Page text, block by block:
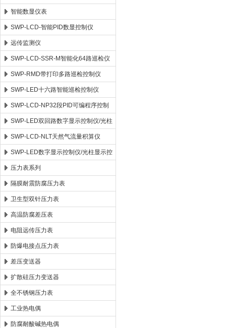
智能数显仪表
SWP-LCD-智能PID数显控制仪
远传监测仪
SWP-LCD-SSR-M智能化64路巡检仪
SWP-RMD带打印多路巡检控制仪
SWP-LED十六路智能巡检控制仪
SWP-LCD-NP32段PID可编程序控制
仪
SWP-LED双回路数字显示控制仪/光柱
显示控制仪
SWP-LCD-NLT天然气流量积算仪
SWP-LED数字显示控制仪/光柱显示控
制仪
压力表系列
隔膜耐震防腐压力表
卫生型双针压力表
高温防腐差压表
电阻远传压力表
防爆电接点压力表
差压变送器
扩散硅压力变送器
全不锈钢压力表
工业热电偶
防腐耐酸碱热电偶